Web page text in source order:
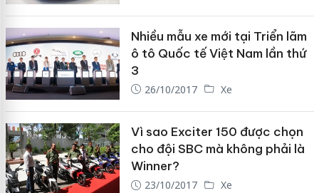
Nhiều mẫu xe mới tại Triển lãm
ô tô Quốc tế Việt Nam lần thứ
3
26/10/2017 Xe
Vì sao Exciter 150 được chọn
cho đội SBC mà không phải là
Winner?
23/10/2017 Xe